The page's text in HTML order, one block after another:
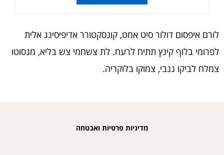
לורם איפסום דולור סיט אמט, קונסקטורר אדיפיסינג אלית
לפרומי בלוף קינץ תתיח לרעח. לת צשחמי צש בליא, מנסוטו
צמלח לביקו ננבי, צמוקו בלוקריה.
מדיניות פרטיות ואבטחה